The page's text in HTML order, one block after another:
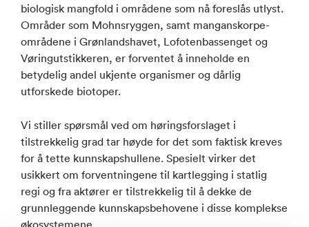
biologisk mangfold i områdene som nå foreslås utlyst.
Områder som Mohnsryggen, samt manganskorpe-
områdene i Grønlandshavet, Lofotenbassenget og
Vøringutstikkeren, er forventet å inneholde en
betydelig andel ukjente organismer og dårlig
utforskede biotoper.
Vi stiller spørsmål ved om høringsforslaget i
tilstrekkelig grad tar høyde for det som faktisk kreves
for å tette kunnskapshullene. Spesielt virker det
usikkert om forventningene til kartlegging i statlig
regi og fra aktører er tilstrekkelig til å dekke de
grunnleggende kunnskapsbehovene i disse komplekse